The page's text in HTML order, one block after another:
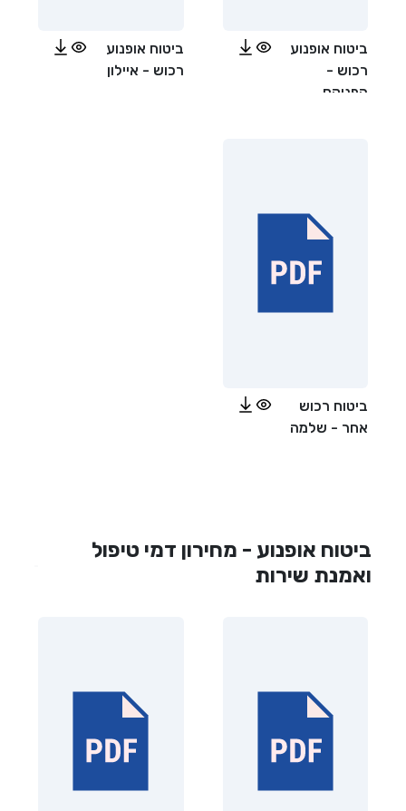
ביטוח אופנוע
רכוש -
הפניקס
ביטוח אופנוע
רכוש - איילון
ביטוח רכוש
אחר - שלמה
ביטוח אופנוע - מחירון דמי טיפול
ואמנת שירות